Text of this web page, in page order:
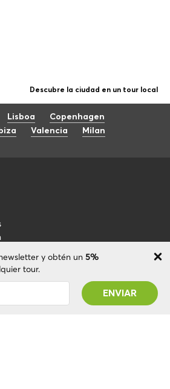
y obtén un 5%
tour.
con éxito! Recibirás tu código
de validar tu cuenta
Descubre la ciudad en un tour local
Lisboa
Copenhagen
Ibiza Valencia
Milan
+34 675 176 220